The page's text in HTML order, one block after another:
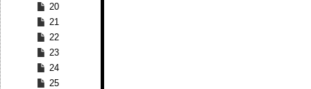
20
21
22
23
24
25